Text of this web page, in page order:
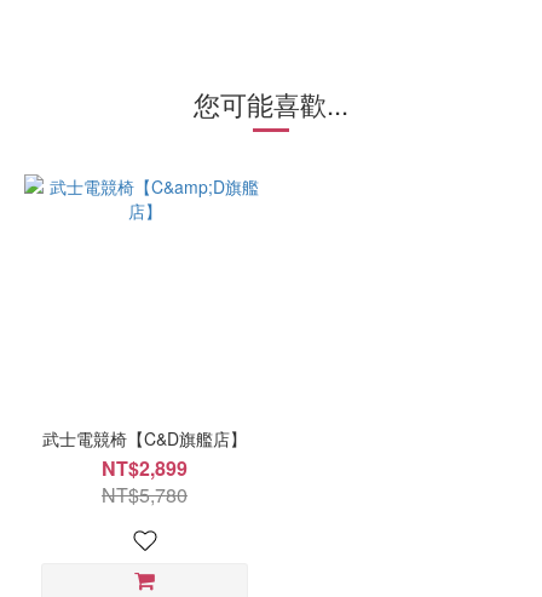
您可能喜歡...
武士電競椅【C&D旗艦店】
NT$2,899
NT$5,780